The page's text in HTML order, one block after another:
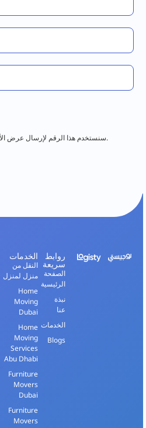
روابط
سريعة
الصفحة
الرئيسية
نبذة
الخدمات
Blogs
الخدمات
النقل من
منزل لمنزل
Home
Moving
Dubai
Home
Moving
Services
Abu Dhabi
Furniture
Movers
Dubai
Furniture
Movers